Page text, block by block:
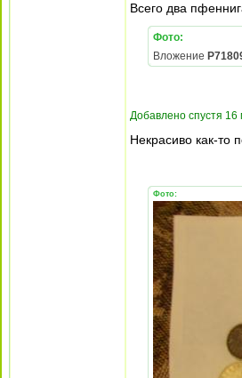
Всего два
Фото:
Вложение
Добавлено спустя 16
Некрасиво как-то
Фото: